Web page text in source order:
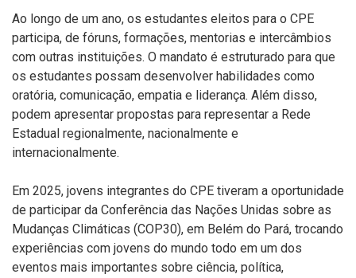
Ao longo de um ano, os estudantes eleitos para o CPE
participa, de fóruns, formações, mentorias e intercâmbios
com outras instituições. O mandato é estruturado para que
os estudantes possam desenvolver habilidades como
oratória, comunicação, empatia e liderança. Além disso,
podem apresentar propostas para representar a Rede
Estadual regionalmente, nacionalmente e
internacionalmente.
Em 2025, jovens integrantes do CPE tiveram a oportunidade
de participar da Conferência das Nações Unidas sobre as
Mudanças Climáticas (COP30), em Belém do Pará, trocando
experiências com jovens do mundo todo em um dos
eventos mais importantes sobre ciência, política,